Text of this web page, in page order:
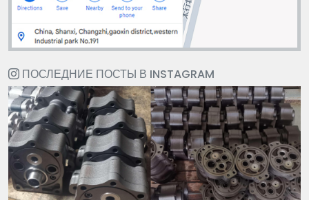
ПОСЛЕДНИЕ ПОСТЫ В INSTAGRAM